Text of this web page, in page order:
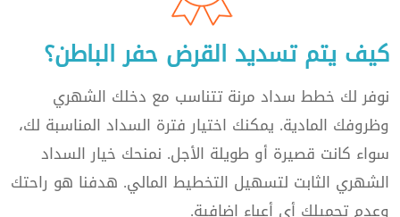
كيف يتم تسديد القرض حفر الباطن؟
نوفر لك خطط سداد مرنة تتناسب مع دخلك الشهري
وظروفك المادية. يمكنك اختيار فترة السداد المناسبة لك،
سواء كانت قصيرة أو طويلة الأجل. نمنحك خيار السداد
الشهري الثابت لتسهيل التخطيط المالي. هدفنا هو راحتك
وعدم تحميلك أي أعباء إضافية.